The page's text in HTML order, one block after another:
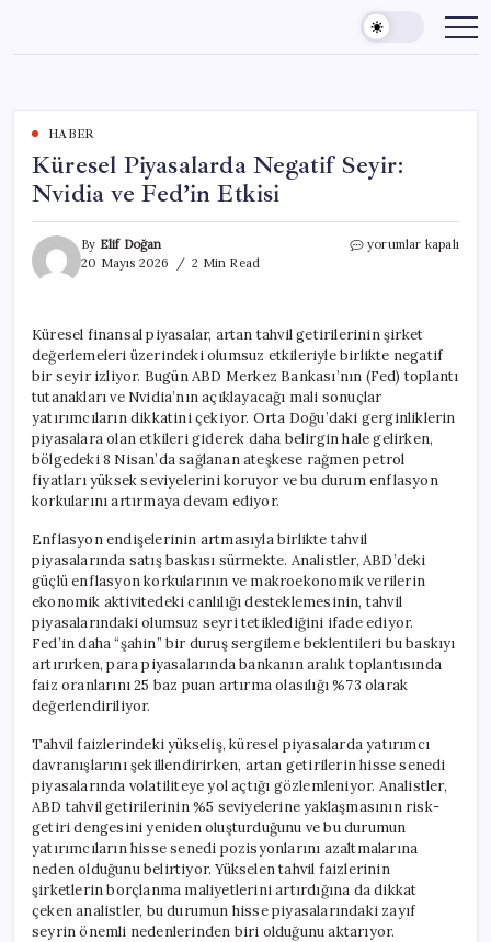
content
HABER
Küresel Piyasalarda Negatif Seyir:
Nvidia ve Fed’in Etkisi
By Elif Doğan
20 Mayıs 2026
2 Min Read
Küresel
ve
Fed’in
Etkisi
için
yorumlar kapalı
Küresel finansal piyasalar, artan tahvil getirilerinin şirket
değerlemeleri üzerindeki olumsuz etkileriyle birlikte negatif
bir seyir izliyor. Bugün ABD Merkez Bankası’nın (Fed) toplantı
tutanakları ve Nvidia’nın açıklayacağı mali sonuçlar
yatırımcıların dikkatini çekiyor. Orta Doğu’daki gerginliklerin
piyasalara olan etkileri giderek daha belirgin hale gelirken,
bölgedeki 8 Nisan’da sağlanan ateşkese rağmen petrol
fiyatları yüksek seviyelerini koruyor ve bu durum enflasyon
korkularını artırmaya devam ediyor.
Enflasyon endişelerinin artmasıyla birlikte tahvil
piyasalarında satış baskısı sürmekte. Analistler, ABD’deki
güçlü enflasyon korkularının ve makroekonomik verilerin
ekonomik aktivitedeki canlılığı desteklemesinin, tahvil
piyasalarındaki olumsuz seyri tetiklediğini ifade ediyor.
Fed’in daha “şahin” bir duruş sergileme beklentileri bu baskıyı
artırırken, para piyasalarında bankanın aralık toplantısında
faiz oranlarını 25 baz puan artırma olasılığı %73 olarak
değerlendiriliyor.
Tahvil faizlerindeki yükseliş, küresel piyasalarda yatırımcı
davranışlarını şekillendirirken, artan getirilerin hisse senedi
piyasalarında volatiliteye yol açtığı gözlemleniyor. Analistler,
ABD tahvil getirilerinin %5 seviyelerine yaklaşmasının risk-
getiri dengesini yeniden oluşturduğunu ve bu durumun
yatırımcıların hisse senedi pozisyonlarını azaltmalarına
neden olduğunu belirtiyor. Yükselen tahvil faizlerinin
şirketlerin borçlanma maliyetlerini artırdığına da dikkat
çeken analistler, bu durumun hisse piyasalarındaki zayıf
seyrin önemli nedenlerinden biri olduğunu aktarıyor.